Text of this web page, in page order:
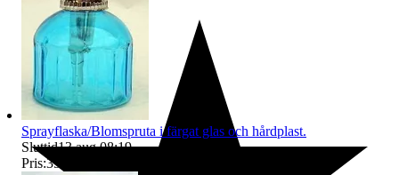
Sprayflaska/Blomspruta i färgat glas och hårdplast.
Sluttid13 aug 08:19.
Pris:35 kr